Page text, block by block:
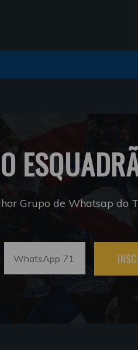
Grupo de Whatsap do